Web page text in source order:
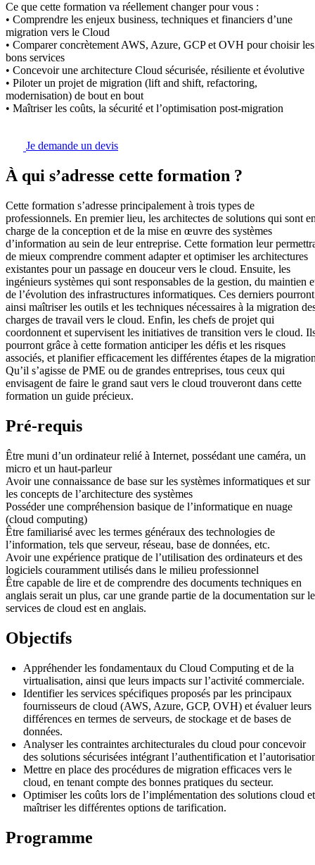
Ce que cette formation va réellement changer pour vous :
• Comprendre les enjeux business, techniques et financiers d’une
migration vers le Cloud
• Comparer concrètement AWS, Azure, GCP et OVH pour choisir les
bons services
• Concevoir une architecture Cloud sécurisée, résiliente et évolutive
• Piloter un projet de migration (lift and shift, refactoring,
modernisation) de bout en bout
• Maîtriser les coûts, la sécurité et l’optimisation post-migration
Je demande un devis
À qui s’adresse cette formation ?
Cette formation s’adresse principalement à trois types de
professionnels. En premier lieu, les architectes de solutions qui sont
charge de la conception et de la mise en œuvre des systèmes
d’information au sein de leur entreprise. Cette formation leur
de mieux comprendre comment adapter et optimiser les architectures
existantes pour un passage en douceur vers le cloud. Ensuite, les
ingénieurs systèmes qui sont responsables de la gestion, du maintien
de l’évolution des infrastructures informatiques. Ces derniers pourront
ainsi maîtriser les outils et les techniques nécessaires à la migration
charges de travail vers le cloud. Enfin, les chefs de projet qui
coordonnent et supervisent les initiatives de transition vers le cloud.
pourront grâce à cette formation anticiper les défis et les risques
associés, et planifier efficacement les différentes étapes de la
Qu’il s’agisse de PME ou de grandes entreprises, tous ceux qui
envisagent de faire le grand saut vers le cloud trouveront dans cette
formation un guide précieux.
Pré-requis
Être muni d’un ordinateur relié à Internet, possédant une caméra, un
micro et un haut-parleur
Avoir une connaissance de base sur les systèmes informatiques et sur
les concepts de l’architecture des systèmes
Posséder une compréhension basique de l’informatique en nuage
(cloud computing)
Être familiarisé avec les termes généraux des technologies de
l’information, tels que serveur, réseau, base de données, etc.
Avoir une expérience pratique de l’utilisation des ordinateurs et des
logiciels couramment utilisés dans le milieu professionnel
Être capable de lire et de comprendre des documents techniques en
anglais serait un plus, car une grande partie de la documentation sur
services de cloud est en anglais.
Objectifs
Appréhender les fondamentaux du Cloud Computing et de la
virtualisation, ainsi que leurs impacts sur l’activité commerciale.
Identifier les services spécifiques proposés par les principaux
fournisseurs de cloud (AWS, Azure, GCP, OVH) et évaluer leurs
différences en termes de serveurs, de stockage et de bases de
données.
Analyser les contraintes architecturales du cloud pour concevoir
des solutions sécurisées intégrant l’authentification et
Mettre en place des procédures de migration efficaces vers le
cloud, en tenant compte des bonnes pratiques du secteur.
Optimiser les coûts lors de l’implémentation des solutions cloud et
maîtriser les différentes options de tarification.
Programme